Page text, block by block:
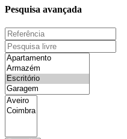
Pesquisa avançada